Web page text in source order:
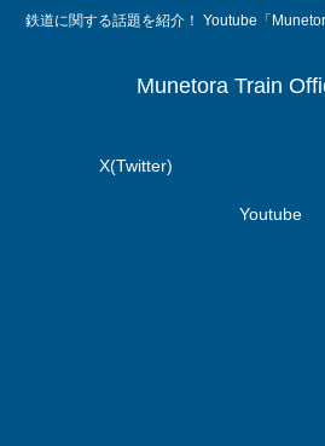
鉄道に関する話題を紹介！ Youtube「
Munetora Train
X(Twitter)
Youtube